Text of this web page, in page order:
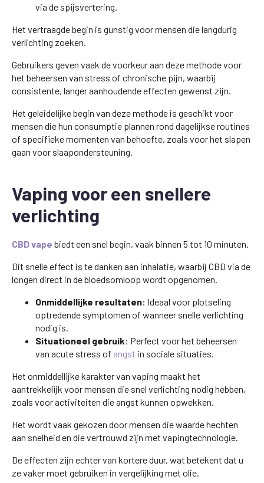
via de spijsvertering.
Het vertraagde begin is gunstig voor mensen die langdurig
verlichting zoeken.
Gebruikers geven vaak de voorkeur aan deze methode voor
het beheersen van stress of chronische pijn, waarbij
consistente, langer aanhoudende effecten gewenst zijn.
Het geleidelijke begin van deze methode is geschikt voor
mensen die hun consumptie plannen rond dagelijkse routines
of specifieke momenten van behoefte, zoals voor het slapen
gaan voor slaapondersteuning.
Vaping voor een snellere
verlichting
CBD vape biedt een snel begin, vaak binnen 5 tot 10 minuten.
Dit snelle effect is te danken aan inhalatie, waarbij CBD via de
longen direct in de bloedsomloop wordt opgenomen.
Onmiddellijke resultaten: Ideaal voor plotseling
optredende symptomen of wanneer snelle verlichting
nodig is.
Situationeel gebruik: Perfect voor het beheersen
van acute stress of angst in sociale situaties.
Het onmiddellijke karakter van vaping maakt het
aantrekkelijk voor mensen die snel verlichting nodig hebben,
zoals voor activiteiten die angst kunnen opwekken.
Het wordt vaak gekozen door mensen die waarde hechten
aan snelheid en die vertrouwd zijn met vapingtechnologie.
De effecten zijn echter van kortere duur, wat betekent dat u
ze vaker moet gebruiken in vergelijking met olie.